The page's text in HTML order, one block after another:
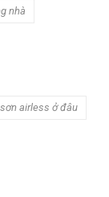
nhà
airless ở đâu